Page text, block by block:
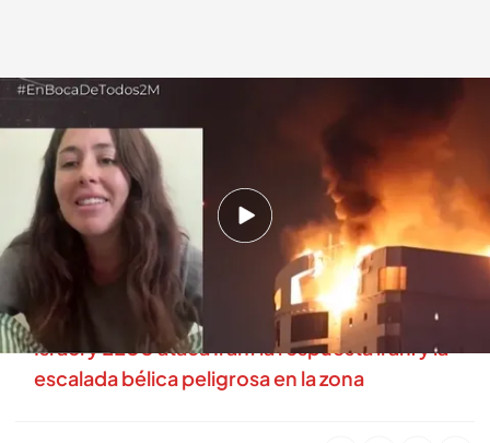
Ofelia, española atrapada en 'En boca de todos'
En boca de todos
02 MAR 2026 - 11:44h.
Ofelia logró llegar a Omán desde Dubái gracias
a la ayuda de una familia que la trasladó hasta
allí
Israel y EEUU ataca Irán: la respuesta iraní y la
escalada bélica peligrosa en la zona